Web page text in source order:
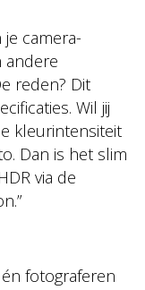
je camera-
andere
reden? Dit
Wil jij
kleurintensiteit
Dan is het slim
via de
én fotograferen